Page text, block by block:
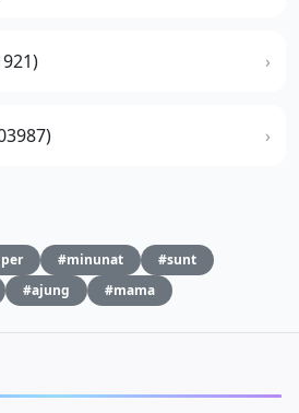
#minunat
#sunt
#ajung #mama